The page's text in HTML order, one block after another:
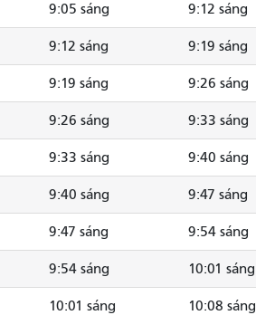
9:05 sáng 9:12 sáng
9:12 sáng 9:19 sáng
9:19 sáng 9:26 sáng
9:26 sáng 9:33 sáng
9:33 sáng 9:40 sáng
9:40 sáng 9:47 sáng
9:47 sáng 9:54 sáng
9:54 sáng 10:01 sáng
10:01 sáng 10:08 sáng